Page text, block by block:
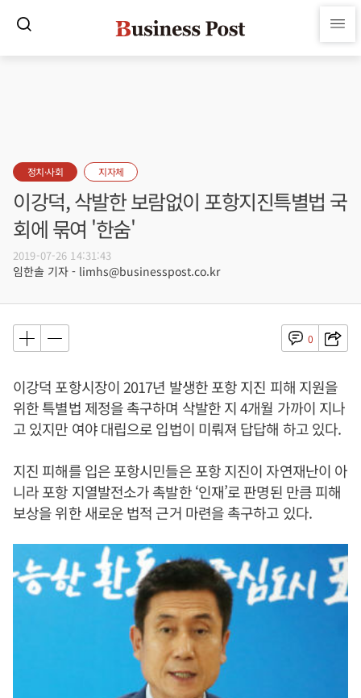
정치·사회 지자체
이강덕, 삭발한 보람없이 포항지진특별법 국
회에 묶여 '한숨'
2019-07-26 14:31:43
임한솔 기자 - limhs@businesspost.co.kr
0
이강덕 포항시장이 2017년 발생한 포항 지진 피해 지원을
위한 특별법 제정을 촉구하며 삭발한 지 4개월 가까이 지나
고 있지만 여야 대립으로 입법이 미뤄져 답답해 하고 있다.
지진 피해를 입은 포항시민들은 포항 지진이 자연재난이 아
니라 포항 지열발전소가 촉발한 ‘인재’로 판명된 만큼 피해
보상을 위한 새로운 법적 근거 마련을 촉구하고 있다.